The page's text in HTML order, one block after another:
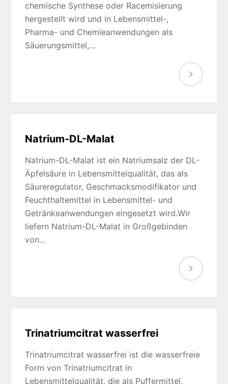
chemische Synthese oder Racemisierung
hergestellt wird und in Lebensmittel-,
Pharma- und Chemieanwendungen als
Säuerungsmittel,…
Natrium-DL-Malat
Natrium-DL-Malat ist ein Natriumsalz der DL-
Äpfelsäure in Lebensmittelqualität, das als
Säureregulator, Geschmacksmodifikator und
Feuchthaltemittel in Lebensmittel- und
Getränkeanwendungen eingesetzt wird.Wir
liefern Natrium-DL-Malat in Großgebinden
von…
Trinatriumcitrat wasserfrei
Trinatriumcitrat wasserfrei ist die wasserfreie
Form von Trinatriumcitrat in
Lebensmittelqualität, die als Puffermittel,